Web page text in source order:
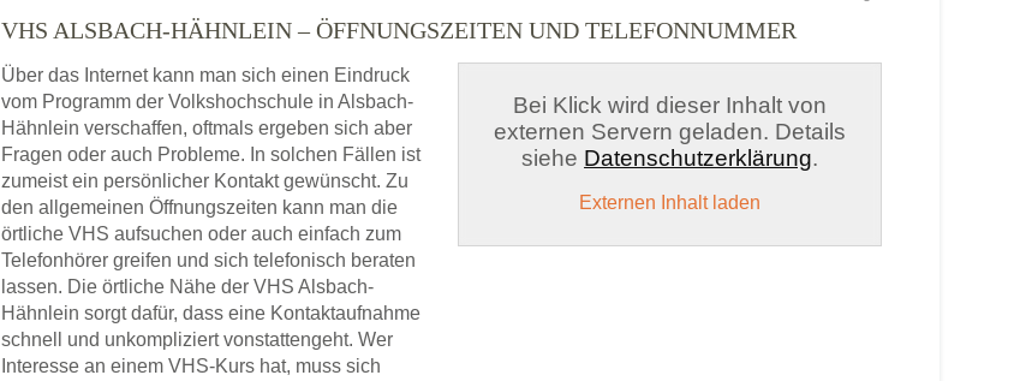
VHS ALSBACH-HÄHNLEIN – ÖFFNUNGSZEITEN UND TELEFONNUMMER
Über das Internet kann man sich einen Eindruck
vom Programm der Volkshochschule in Alsbach-
Hähnlein verschaffen, oftmals ergeben sich aber
Fragen oder auch Probleme. In solchen Fällen ist
zumeist ein persönlicher Kontakt gewünscht. Zu
den allgemeinen Öffnungszeiten kann man die
örtliche VHS aufsuchen oder auch einfach zum
Telefonhörer greifen und sich telefonisch beraten
lassen. Die örtliche Nähe der VHS Alsbach-
Hähnlein sorgt dafür, dass eine Kontaktaufnahme
schnell und unkompliziert vonstattengeht. Wer
Interesse an einem VHS-Kurs hat, muss sich
Bei Klick wird dieser Inhalt von
externen Servern geladen. Details
siehe Datenschutzerklärung.
Externen Inhalt laden